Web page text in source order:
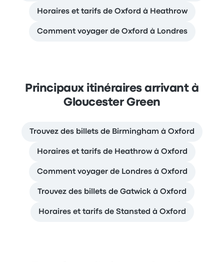
Horaires et tarifs de Oxford à Heathrow
Comment voyager de Oxford à Londres
Principaux itinéraires arrivant à
Gloucester Green
Trouvez des billets de Birmingham à Oxford
Horaires et tarifs de Heathrow à Oxford
Comment voyager de Londres à Oxford
Trouvez des billets de Gatwick à Oxford
Horaires et tarifs de Stansted à Oxford